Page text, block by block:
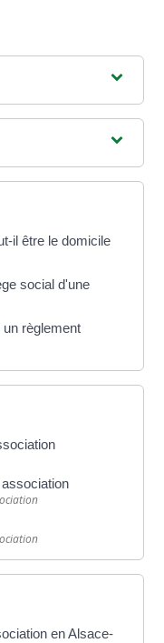
il être le domicile
social d'une
règlement
en Alsace-